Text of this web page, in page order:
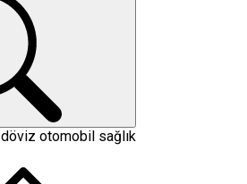
döviz otomobil sağlık